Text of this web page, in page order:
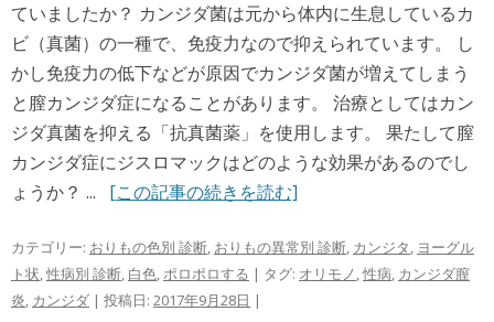
ていましたか？ カンジダ菌は元から体内に生息しているカ
ビ（真菌）の一種で、免疫力なので抑えられています。 し
かし免疫力の低下などが原因でカンジダ菌が増えてしまう
と膣カンジダ症になることがあります。 治療としてはカン
ジダ真菌を抑える「抗真菌薬」を使用します。 果たして膣
カンジダ症にジスロマックはどのような効果があるのでし
ょうか？ ... [この記事の続きを読む]
カテゴリー: おりもの色別 診断, おりもの異常別 診断, カンジタ, ヨーグル
ト状,性病別 診断, 白色,ポロポロする | タグ: オリモノ,性病, カンジダ膣
炎, カンジダ | 投稿日: 2017年9月28日 |